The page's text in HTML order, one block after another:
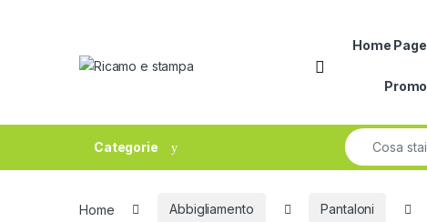
Open
Home Page
Promo
Categorie
Search for:
Home Abbigliamento Pantaloni